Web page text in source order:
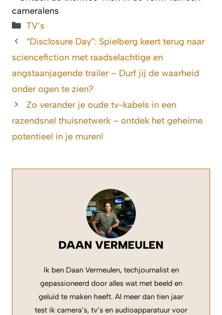
cameralens
Categorieën
TV’s
“Disclosure Day”: Spielberg keert terug naar
sciencefiction met raadselachtige en
angstaanjagende trailer – Durf jij de waarheid
onder ogen te zien?
Zo verander je oude tv-kabels in een
razendsnel thuisnetwerk – ontdek het geheime
potentieel in je muren!
DAAN VERMEULEN
Ik ben Daan Vermeulen, techjournalist en
gepassioneerd door alles wat met beeld en
geluid te maken heeft. Al meer dan tien jaar
test ik camera’s, tv’s en audioapparatuur voor